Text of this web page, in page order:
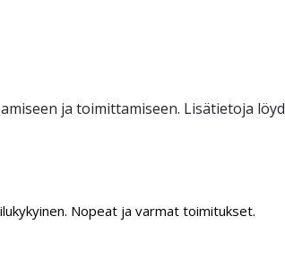
ja toimittamiseen. Lisätietoja
Nopeat ja varmat toimitukset.